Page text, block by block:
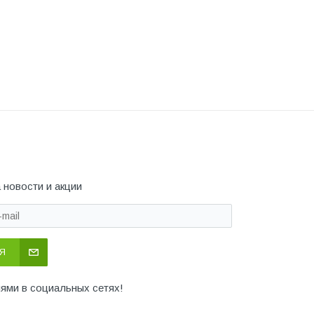
и акции
в социальных сетях!